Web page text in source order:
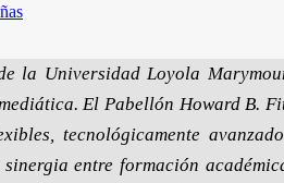
la Universidad Loyola
El Pabellón Howard B.
tecnológicamente
entre formación